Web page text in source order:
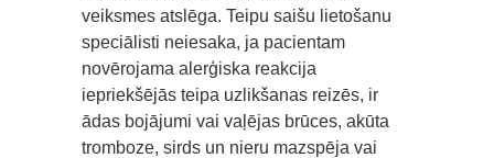
veiksmes atslēga. Teipu saišu lietošanu
speciālisti neiesaka, ja pacientam
novērojama alerģiska reakcija
iepriekšējās teipa uzlikšanas reizēs, ir
ādas bojājumi vai vaļējas brūces, akūta
tromboze, sirds un nieru mazspēja vai